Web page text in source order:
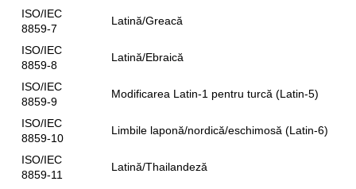
ISO/IEC
8859-7
Latină/Greacă
ISO/IEC
8859-8
Latină/Ebraică
ISO/IEC
8859-9
Modificarea Latin-1 pentru turcă (Latin-5)
ISO/IEC
8859-10
Limbile laponă/nordică/eschimosă (Latin-6)
ISO/IEC
8859-11
Latină/Thailandeză